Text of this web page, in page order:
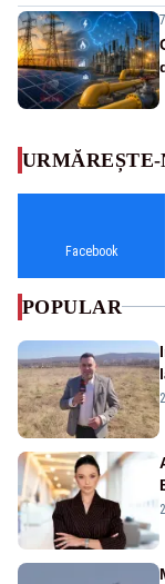
URMĂREȘTE-
Facebook
POPULAR